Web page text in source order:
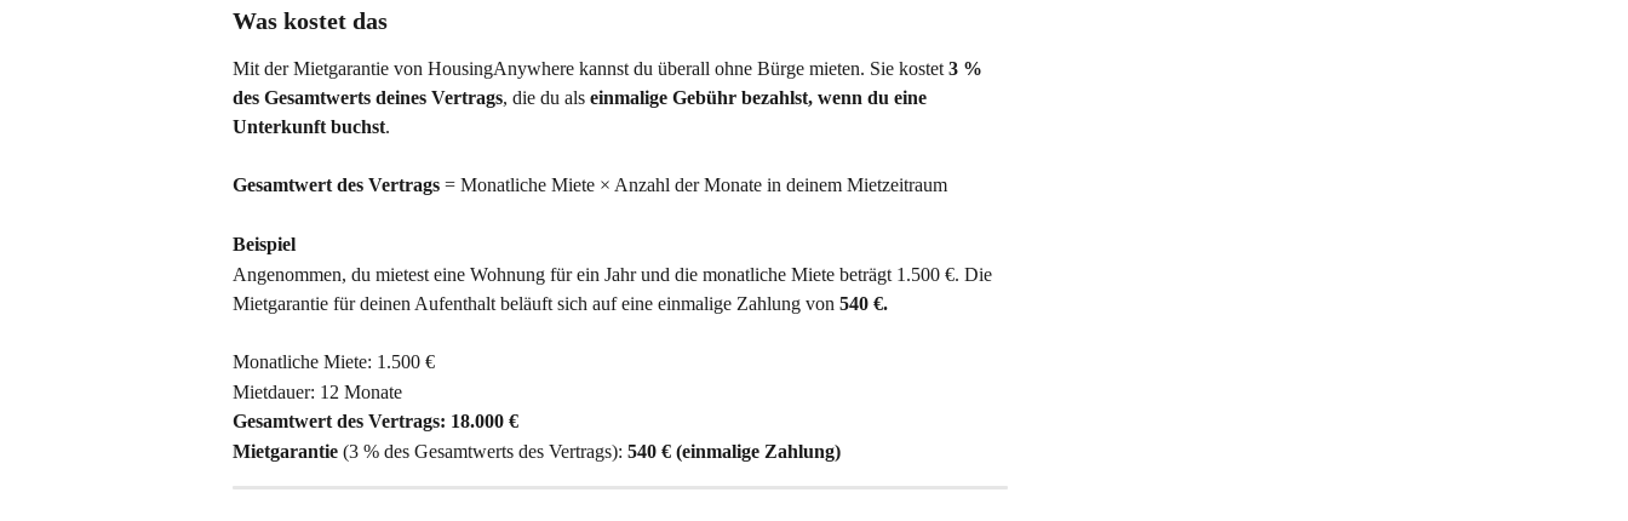
Was kostet das
Mit der Mietgarantie von HousingAnywhere kannst du überall ohne Bürge mieten. Sie kostet 3 %
des Gesamtwerts deines Vertrags, die du als einmalige Gebühr bezahlst, wenn du eine
Unterkunft buchst.
Gesamtwert des Vertrags = Monatliche Miete × Anzahl der Monate in deinem Mietzeitraum
Beispiel
Angenommen, du mietest eine Wohnung für ein Jahr und die monatliche Miete beträgt 1.500 €. Die
Mietgarantie für deinen Aufenthalt beläuft sich auf eine einmalige Zahlung von 540 €.
Monatliche Miete: 1.500 €
Mietdauer: 12 Monate
Gesamtwert des Vertrags: 18.000 €
Mietgarantie (3 % des Gesamtwerts des Vertrags): 540 € (einmalige Zahlung)